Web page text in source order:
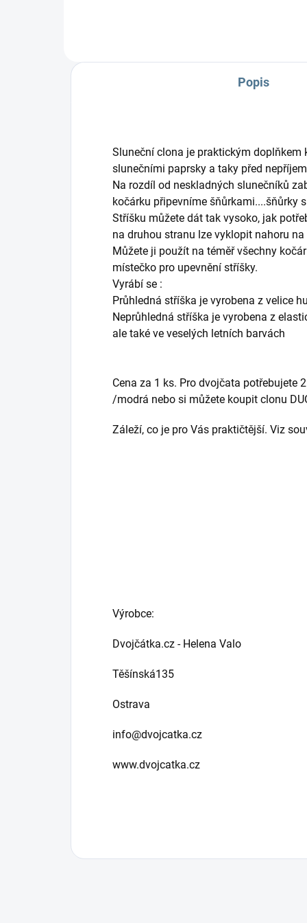
Popis
Sluneční clona je praktickým doplňkem
slunečními paprsky a taky před
Na rozdíl od neskladných slunečníků
kočárku připevníme šňůrkami....šňůrky
Stříšku můžete dát tak vysoko, jak
na druhou stranu lze vyklopit nahoru
Můžete ji použít na téměř všechny
místečko pro upevnění stříšky.
Vyrábí se :
Průhledná stříška je vyrobena z velice
Neprůhledná stříška je vyrobena z
ale také ve veselých letních barvách
Cena za 1 ks. Pro dvojčata potřebujete
/modrá nebo si můžete koupit clonu
Záleží, co je pro Vás praktičtější. Viz
Výrobce:
Dvojčátka.cz - Helena Valo
Těšínská135
Ostrava
info@dvojcatka.cz
www.dvojcatka.cz